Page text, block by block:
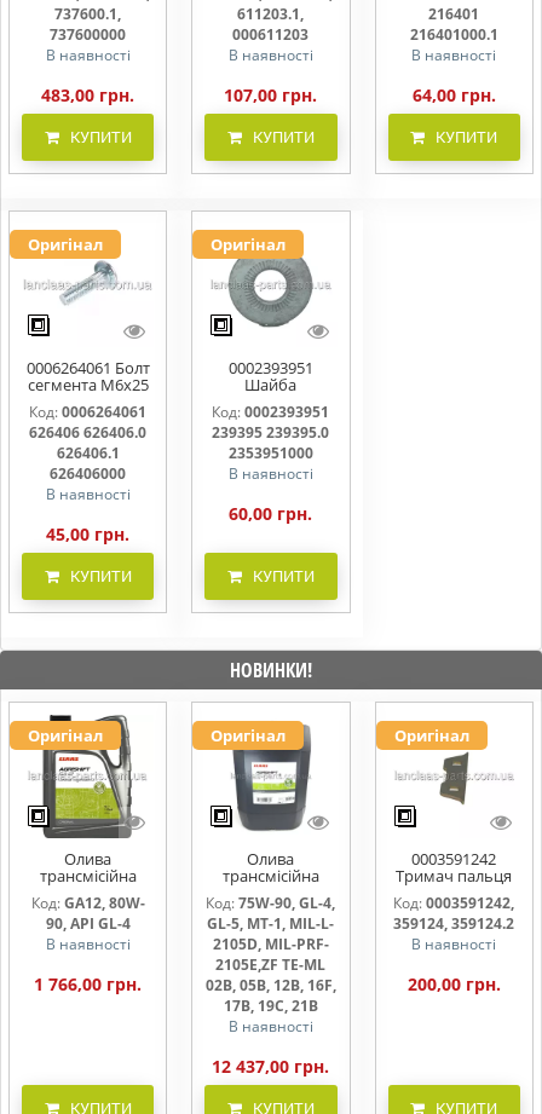
737600000
737600.1,
737600000
В наявності
483,00 грн.
КУПИТИ
000611203
611203.1,
000611203
В наявності
107,00 грн.
КУПИТИ
216401000
216401
216401000.1
В наявності
64,00 грн.
КУПИТИ
Оригінал
0006264061 Болт
сегмента М6х25
626406 626406.0
626406.1
626406000
Код:0006264061
626406 626406.0
626406.1
626406000
В наявності
45,00 грн.
КУПИТИ
Оригінал
0002393951
Шайба
контактна 239395
239395.0
2353951000
Код: 0002393951
239395 239395.0
2353951000
В наявності
60,00 грн.
КУПИТИ
НОВИНКИ!
Оригінал
Олива
трансмісійна
AGRISHIFT GA12 5
л
Код:GA12, 80W-
90, API GL-4
В наявності
1 766,00 грн.
КУПИТИ
Оригінал
Олива
трансмісійна
AGRISHIFT SYN FE
75W90 20л
Код: 75W-90, GL-4,
GL-5, MT-1, MIL-L-
2105D, MIL-PRF-
2105E,ZF TE-ML
02B, 05B, 12B, 16F,
17B, 19C, 21B
В наявності
12 437,00 грн.
КУПИТИ
Оригінал
0003591242
Тримач пальця
жниварки
Код:0003591242,
359124, 359124.2
В наявності
200,00 грн.
КУПИТИ